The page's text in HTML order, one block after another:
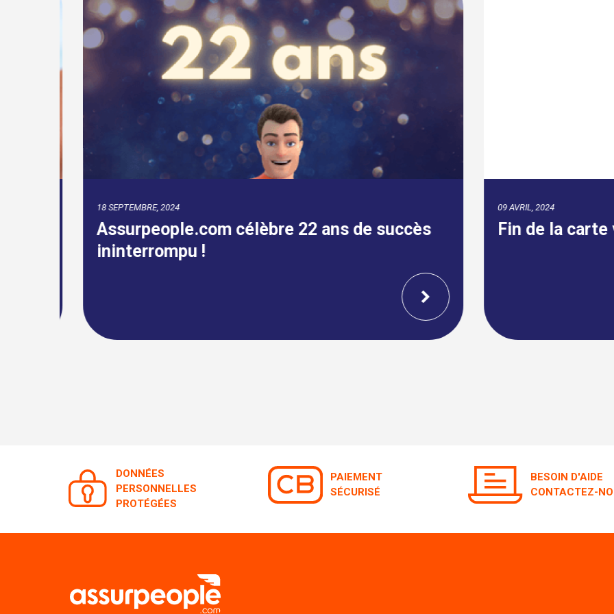
18 SEPTEMBRE, 2024
Assurpeople.com célèbre 22 ans de succès
ininterrompu !
09 AVRIL, 2024
Fin de la carte
DONNÉES
PERSONNELLES
PROTÉGÉES
PAIEMENT
SÉCURISÉ
BESOIN D'AIDE
CONTACTEZ-